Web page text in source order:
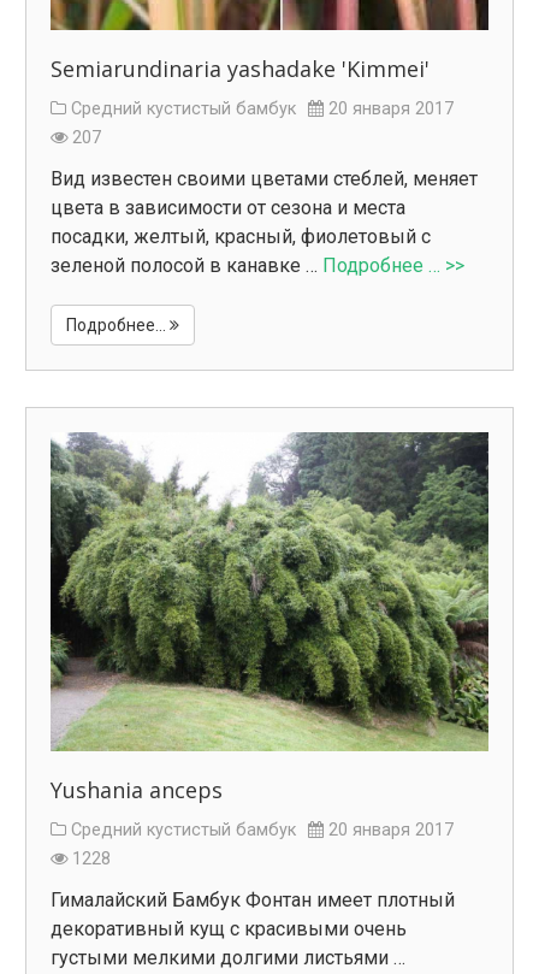
Semiarundinaria yashadake 'Kimmei'
Средний кустистый бамбук
20 января 2017
207
Вид известен своими цветами стеблей, меняет
цвета в зависимости от сезона и места
посадки, желтый, красный, фиолетовый с
зеленой полосой в канавке … Подробнее … >>
Подробнее...
Yushania anceps
Средний кустистый бамбук
20 января 2017
1228
Гималайский Бамбук Фонтан имеет плотный
декоративный кущ с красивыми очень
густыми мелкими долгими листьями …